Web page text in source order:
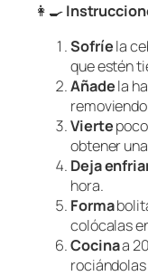
👩‍🍳
Sofríela
que estén
Añadela
Vierte
obtener
Deja
hora.
Forma
colócalas
Cocinaa